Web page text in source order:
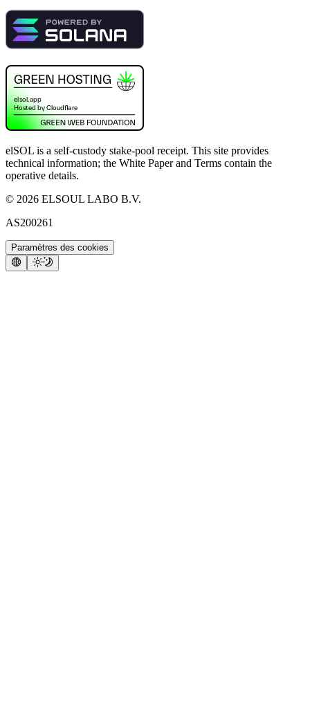
elSOL is a self-custody stake-pool receipt. This site provides
technical information; the White Paper and Terms contain the
operative details.
© 2026 ELSOUL LABO B.V.
AS200261
Paramètres des cookies